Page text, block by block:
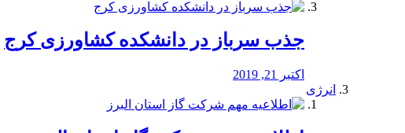
جذب سرباز در دانشکده کشاورزی کرج
اکتبر 21, 2019
انرژی